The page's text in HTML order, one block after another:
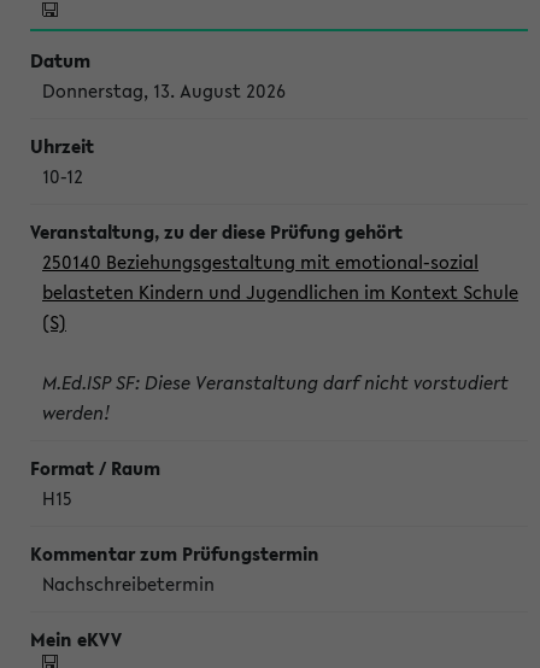
Donnerstag, 13. August 2026
10-12
250140 Beziehungsgestaltung mit emotional-sozial
belasteten Kindern und Jugendlichen im Kontext Schule
(S)
M.Ed.ISP SF: Diese Veranstaltung darf nicht vorstudiert
werden!
H15
Nachschreibetermin